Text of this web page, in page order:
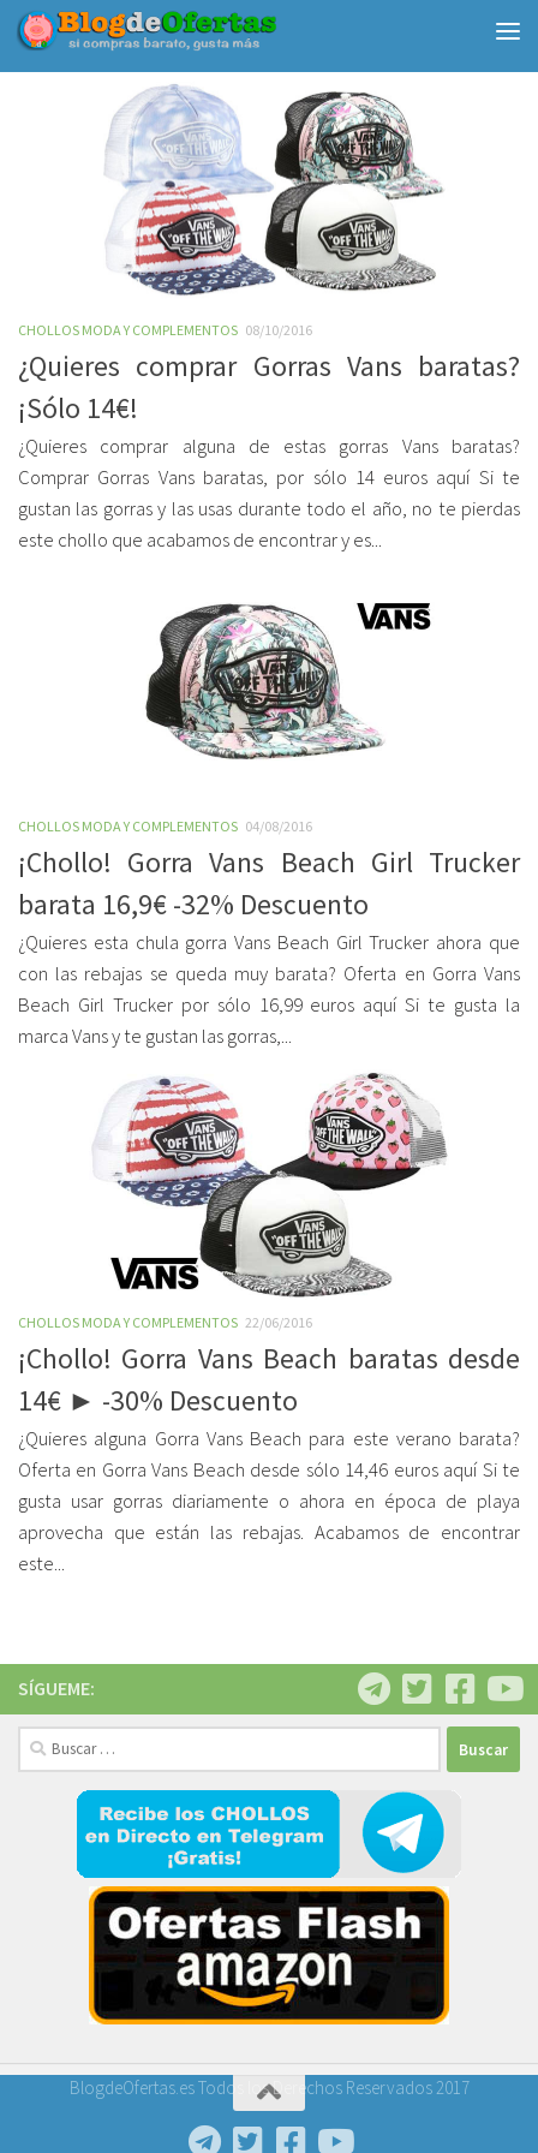
Debajo del contenido
CHOLLOS MODA Y COMPLEMENTOS 08/10/2016
¿Quieres comprar Gorras Vans baratas?
¡Sólo 14€!
¿Quieres comprar alguna de estas gorras Vans baratas?
Comprar Gorras Vans baratas, por sólo 14 euros aquí Si te
gustan las gorras y las usas durante todo el año, no te pierdas
este chollo que acabamos de encontrar y es...
CHOLLOS MODA Y COMPLEMENTOS 04/08/2016
¡Chollo! Gorra Vans Beach Girl Trucker
barata 16,9€ -32% Descuento
¿Quieres esta chula gorra Vans Beach Girl Trucker ahora que
con las rebajas se queda muy barata? Oferta en Gorra Vans
Beach Girl Trucker por sólo 16,99 euros aquí Si te gusta la
marca Vans y te gustan las gorras,...
CHOLLOS MODA Y COMPLEMENTOS 22/06/2016
¡Chollo! Gorra Vans Beach baratas desde
14€ ► -30% Descuento
¿Quieres alguna Gorra Vans Beach para este verano barata?
Oferta en Gorra Vans Beach desde sólo 14,46 euros aquí Si te
gusta usar gorras diariamente o ahora en época de playa
aprovecha que están las rebajas. Acabamos de encontrar
este...
SÍGUEME:
Buscar:
BlogdeOfertas.es Todos los Derechos Reservados 2017